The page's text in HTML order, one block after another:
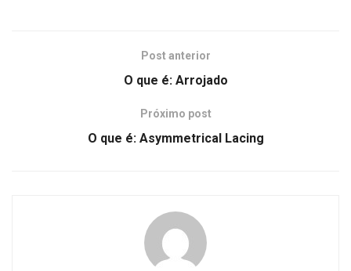
Post anterior
O que é: Arrojado
Próximo post
O que é: Asymmetrical Lacing